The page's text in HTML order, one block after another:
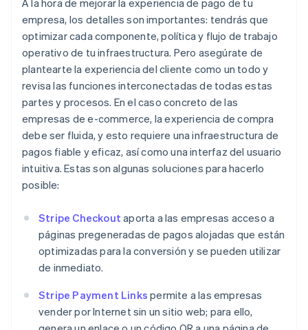
A la hora de mejorar la experiencia de pago de tu
empresa, los detalles son importantes: tendrás que
optimizar cada componente, política y flujo de trabajo
operativo de tu infraestructura. Pero asegúrate de
plantearte la experiencia del cliente como un todo y
revisa las funciones interconectadas de todas estas
partes y procesos. En el caso concreto de las
empresas de e-commerce, la experiencia de compra
debe ser fluida, y esto requiere una infraestructura de
pagos fiable y eficaz, así como una interfaz del usuario
intuitiva. Estas son algunas soluciones para hacerlo
posible:
Stripe Checkout aporta a las empresas acceso a
páginas pregeneradas de pagos alojadas que están
optimizadas para la conversión y se pueden utilizar
de inmediato.
Stripe Payment Links permite a las empresas
vender por Internet sin un sitio web; para ello,